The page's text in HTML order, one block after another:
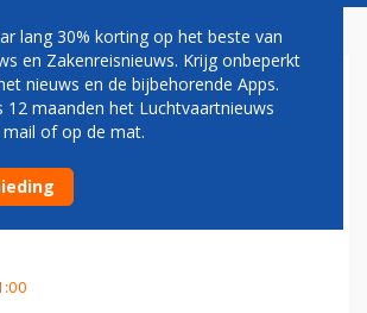
TIJDELIJK
lang 30% korting op het beste van
en Zakenreisnieuws. Krijg onbeperkt
nieuws en de bijbehorende Apps.
12 maanden het Luchtvaartnieuws
of op de mat.